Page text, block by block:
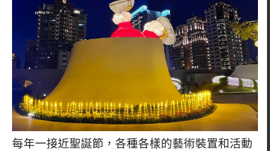
每年一接近聖誕節，各種各樣的藝術裝置和活動